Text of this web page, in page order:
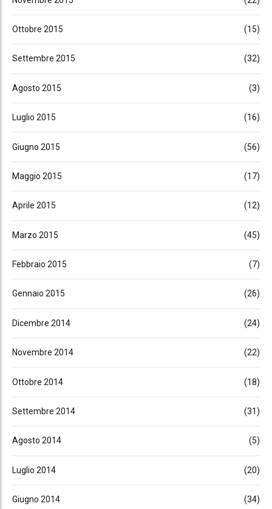
Ottobre 2015 (15)
Settembre 2015 (32)
Agosto 2015 (3)
Luglio 2015 (16)
Giugno 2015 (56)
Maggio 2015 (17)
Aprile 2015 (12)
Marzo 2015 (45)
Febbraio 2015 (7)
Gennaio 2015 (26)
Dicembre 2014 (24)
Novembre 2014 (22)
Ottobre 2014 (18)
Settembre 2014 (31)
Agosto 2014 (5)
Luglio 2014 (20)
Giugno 2014 (34)